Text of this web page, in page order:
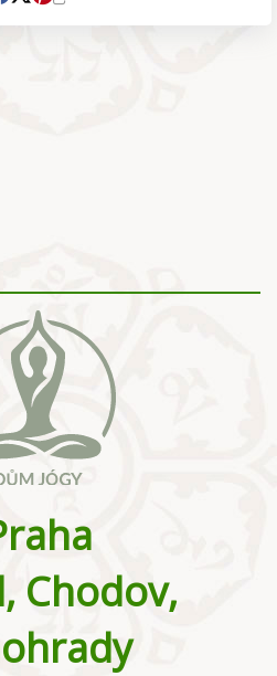
Chodov,